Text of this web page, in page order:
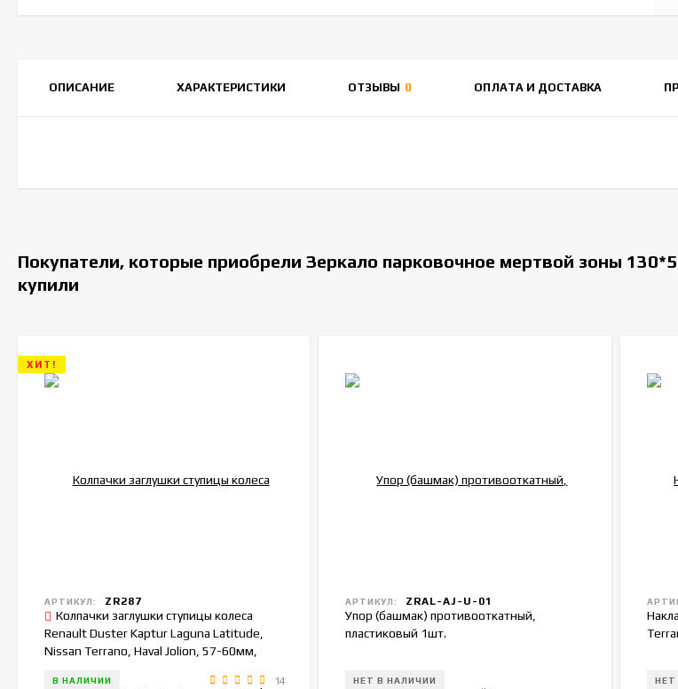
ОПИСАНИЕ ХАРАКТЕРИСТИКИ ОТЗЫВЫ 0 ОПЛАТА И ДОСТАВКА
Покупатели, которые приобрели Зеркало парковочное мертвой зоны
купили
ХИТ!
АРТИКУЛ: ZR287
Колпачки заглушки ступицы колеса
Renault Duster Kaptur Laguna Latitude,
Nissan Terrano, Haval Jolion, 57-60мм,
В НАЛИЧИИ 14
АРТИКУЛ: ZRAL-AJ-U-01
Упор (башмак) противооткатный,
пластиковый 1шт.
НЕТ В НАЛИЧИИ НЕТ